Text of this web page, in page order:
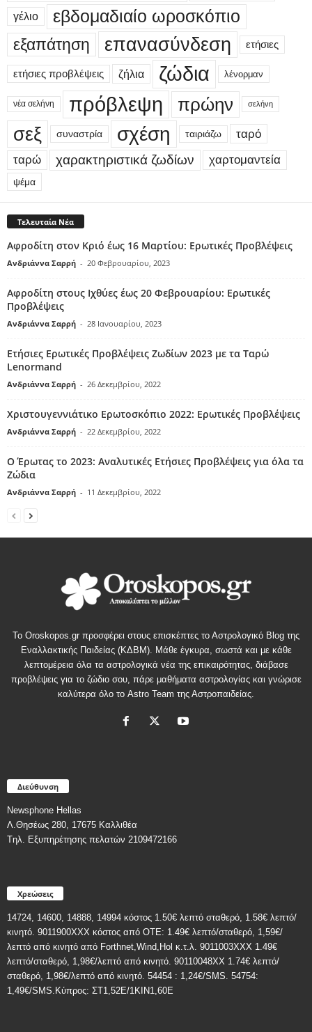
γέλιο εβδομαδιαίο ωροσκόπιο
εξαπάτηση επανασύνδεση ετήσιες
ετήσιες προβλέψεις ζήλια ζώδια λένορμαν
νέα σελήνη πρόβλεψη πρώην σελήνη
σεξ συναστρία σχέση ταιριάζω ταρό
ταρώ χαρακτηριστικά ζωδίων χαρτομαντεία
ψέμα
Τελευταία Νέα
Αφροδίτη στον Κριό έως 16 Μαρτίου: Ερωτικές Προβλέψεις
Ανδριάννα Σαρρή - 20 Φεβρουαρίου, 2023
Αφροδίτη στους Ιχθύες έως 20 Φεβρουαρίου: Ερωτικές
Προβλέψεις
Ανδριάννα Σαρρή - 28 Ιανουαρίου, 2023
Ετήσιες Ερωτικές Προβλέψεις Ζωδίων 2023 με τα Ταρώ
Lenormand
Ανδριάννα Σαρρή - 26 Δεκεμβρίου, 2022
Χριστουγεννιάτικο Ερωτοσκόπιο 2022: Ερωτικές Προβλέψεις
Ανδριάννα Σαρρή - 22 Δεκεμβρίου, 2022
Ο Έρωτας το 2023: Αναλυτικές Ετήσιες Προβλέψεις για όλα τα
Ζώδια
Ανδριάννα Σαρρή - 11 Δεκεμβρίου, 2022
Το Oroskopos.gr προσφέρει στους επισκέπτες το Αστρολογικό Blog της
Εναλλακτικής Παιδείας (ΚΔΒΜ). Μάθε έγκυρα, σωστά και με κάθε
λεπτομέρεια όλα τα αστρολογικά νέα της επικαιρότητας, διάβασε
προβλέψεις για το ζώδιο σου, πάρε μαθήματα αστρολογίας και γνώρισε
καλύτερα όλο το Astro Team της Αστροπαιδείας.
Διεύθυνση
Newsphone Hellas
Λ.Θησέως 280, 17675 Καλλιθέα
Tηλ. Εξυπηρέτησης πελατών 2109472166
Χρεώσεις
14724, 14600, 14888, 14994 κόστος 1.50€ λεπτό σταθερό, 1.58€ λεπτό/
κινητό. 9011900ΧΧΧ κόστος από ΟΤΕ: 1.49€ λεπτό/σταθερό, 1,59€/
λεπτό από κινητό από Forthnet,Wind,Hol κ.τ.λ. 9011003XXX 1.49€
λεπτό/σταθερό, 1,98€/λεπτό από κινητό. 90110048XX 1.74€ λεπτό/
σταθερό, 1,98€/λεπτό από κινητό. 54454 : 1,24€/SMS. 54754:
1,49€/SMS.Κύπρος: ΣT1,52E/1KIN1,60E